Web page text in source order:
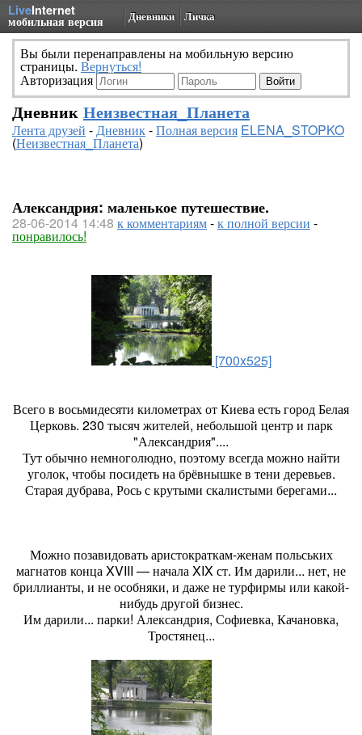
LiveInternet
мобильная версия Дневники Личка
Вы были перенаправлены на мобильную версию
страницы. Вернуться!
Авторизация
Дневник Неизвестная_Планета
Лента друзей -Дневник-Полная версия ELENA_STOPKO
(Неизвестная_Планета)
Александрия: маленькое путешествие.
28-06-2014 14:48 к комментариям-к полной версии -
понравилось!
[700x525]
Всего в восьмидесяти километрах от Киева есть город Белая
Церковь. 230 тысяч жителей, небольшой центр и парк
"Александрия"....
Тут обычно немноголюдно, поэтому всегда можно найти
уголок, чтобы посидеть на брёвнышке в тени деревьев.
Старая дубрава, Рось с крутыми скалистыми берегами...
Можно позавидовать аристократкам-женам польських
магнатов конца XVIII — начала XIX ст. Им дарили... нет, не
бриллианты, и не особняки, и даже не турфирмы или какой-
нибудь другой бизнес.
Им дарили... парки! Александрия, Софиевка, Качановка,
Тростянец...